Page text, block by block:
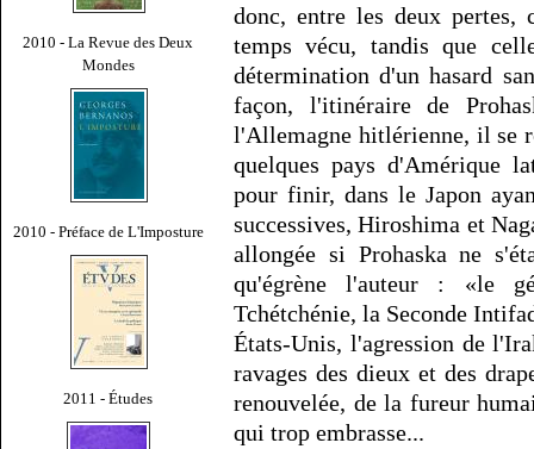
2010 - La Revue des Deux
Mondes
2010 - Préface de L'Imposture
2011 - Études
donc, entre les deux
temps vécu, tandis que
détermination d'un hasard
façon, l'itinéraire de
l'Allemagne hitlérienne, il se
quelques pays d'Amérique
pour finir, dans le Japon
successives, Hiroshima et
allongée si Prohaska ne
qu'égrène l'auteur : «le
Tchétchénie, la Seconde
États-Unis, l'agression de
ravages des dieux et des
renouvelée, de la fureur
qui trop embrasse...